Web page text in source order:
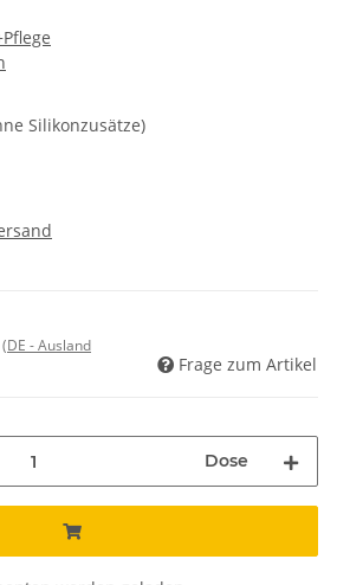
Silikonzusätze)
(DE - Ausland
Frage zum Artikel
Dose